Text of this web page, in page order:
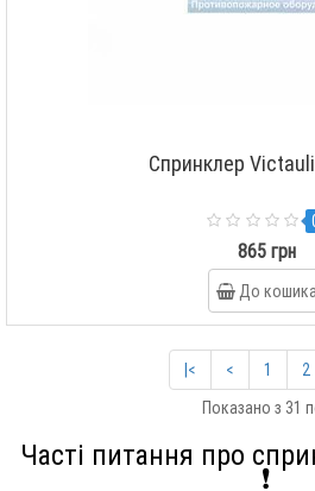
Спринклер
865 грн
До кошика
|< < 1 2
Показано з 31
Часті питання про
❗️